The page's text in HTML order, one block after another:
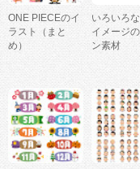
ONE PIECEのイ
ラスト（まと
め）
いろいろ
イメージ
ン素材